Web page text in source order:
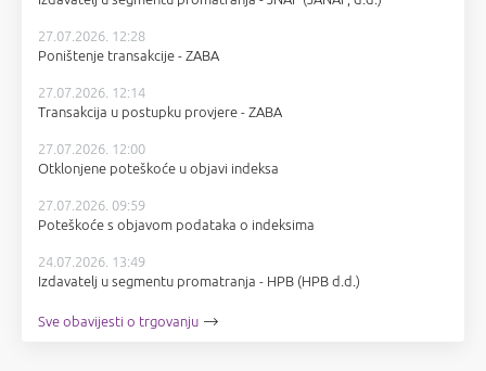
27.07.2026. 12:28
Poništenje transakcije - ZABA
27.07.2026. 12:14
Transakcija u postupku provjere - ZABA
27.07.2026. 12:00
Otklonjene poteškoće u objavi indeksa
27.07.2026. 09:59
Poteškoće s objavom podataka o indeksima
24.07.2026. 13:49
Izdavatelj u segmentu promatranja - HPB (HPB d.d.)
Sve obavijesti o trgovanju